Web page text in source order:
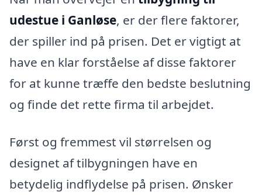
udestue i Ganløse, er der flere faktorer,
der spiller ind på prisen. Det er vigtigt at
have en klar forståelse af disse faktorer
for at kunne træffe den bedste beslutning
og finde det rette firma til arbejdet.
Først og fremmest vil størrelsen og
designet af tilbygningen have en
betydelig indflydelse på prisen. Ønsker